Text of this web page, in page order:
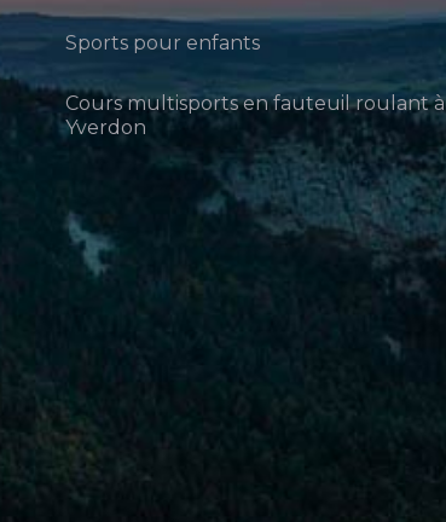
Sports pour enfants
Cours multisports en fauteuil roulant à
Yverdon